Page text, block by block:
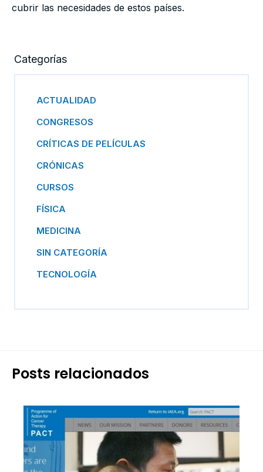
Categorías
ACTUALIDAD
CONGRESOS
CRÍTICAS DE PELÍCULAS
CRÓNICAS
CURSOS
FÍSICA
MEDICINA
SIN CATEGORÍA
TECNOLOGÍA
cubrir las necesidades de estos países.
Posts relacionados